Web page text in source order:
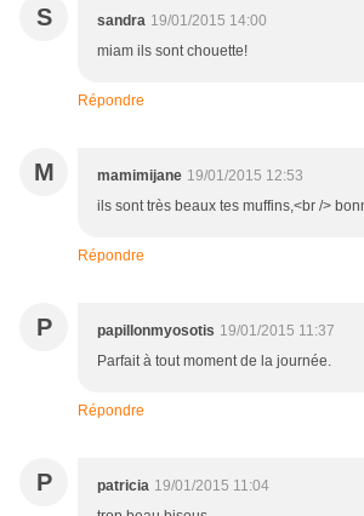
S sandra 19/01/2015 14:00
miam ils sont chouette!
Répondre
M mamimijane 19/01/2015 12:53
ils sont très beaux tes muffins,<br />
Répondre
P papillonmyosotis 19/01/2015 11:37
Parfait à tout moment de la journée.
Répondre
P patricia 19/01/2015 11:04